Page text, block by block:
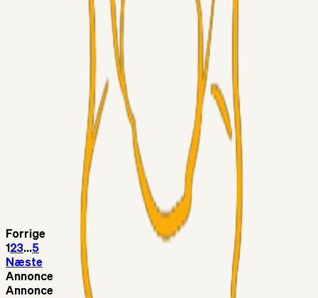
03. aug. 2026
Kunne Sami Jalal være den næste offensive brik? 🤔💛💙
03. aug. 2026
Superliga-truppen
RasmusStephansen
03. aug. 2026
Olti Hyseni, Bliver Brøndbys Største Salg
Nogensinde…..!!!
02. aug. 2026
Sydsiden mid Viborg
Forrige
1 23...5
Næste
Annonce
Annonce